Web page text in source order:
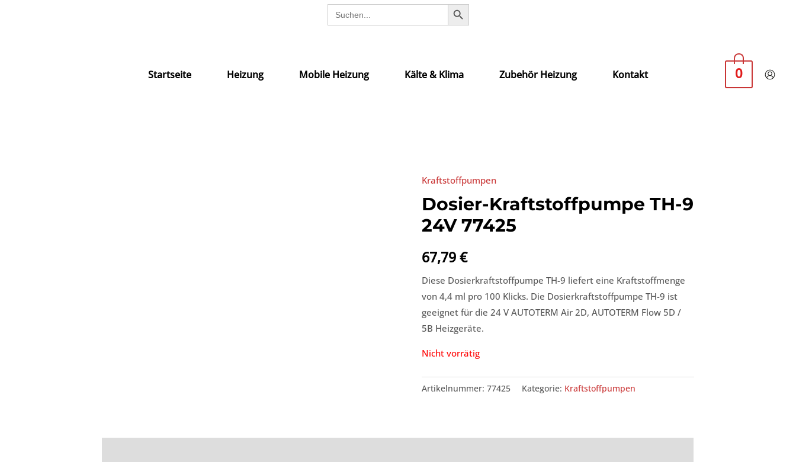
Search
for:
SEARCH BUTTON
Startseite Heizung Mobile Heizung Kälte & Klima Zubehör Heizung Kontakt 0
Kraftstoffpumpen
Dosier-Kraftstoffpumpe TH-9
24V 77425
67,79€
Diese Dosierkraftstoffpumpe TH-9 liefert eine Kraftstoffmenge
von 4,4 ml pro 100 Klicks. Die Dosierkraftstoffpumpe TH-9 ist
geeignet für die 24 V AUTOTERM Air 2D, AUTOTERM Flow 5D /
5B Heizgeräte.
Nicht vorrätig
Artikelnummer: 77425 Kategorie: Kraftstoffpumpen